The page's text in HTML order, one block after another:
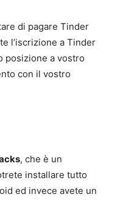
di pagare Tinder
l’iscrizione a Tinder
posizione a vostro
con il vostro
, che è un
installare tutto
ed invece avete un